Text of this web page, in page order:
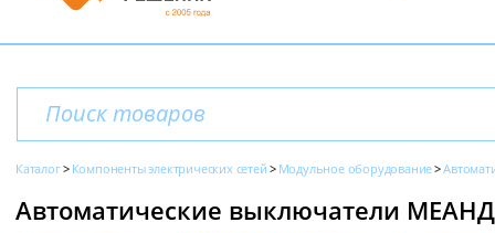
Каталог Компоненты электрических сетей Модульное оборудование
Автоматические выключатели